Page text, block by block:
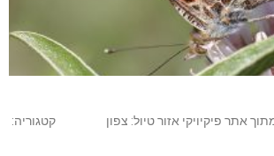
מתוך אתר פיקיויקי אזור טיול: צפון קטגוריה: